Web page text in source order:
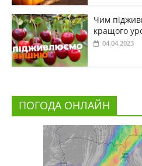
Чим
кращого
04.04.2023
ПОГОДА ОНЛАЙН